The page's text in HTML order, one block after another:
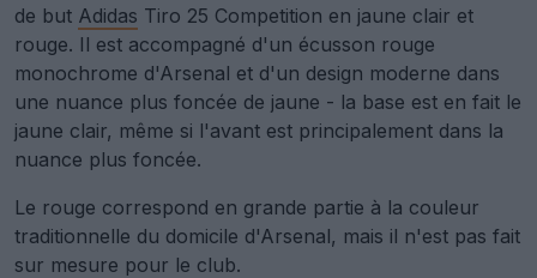
de but Adidas Tiro 25 Competition en jaune clair et
rouge. Il est accompagné d'un écusson rouge
monochrome d'Arsenal et d'un design moderne dans
une nuance plus foncée de jaune - la base est en fait le
jaune clair, même si l'avant est principalement dans la
nuance plus foncée.
Le rouge correspond en grande partie à la couleur
traditionnelle du domicile d'Arsenal, mais il n'est pas fait
sur mesure pour le club.